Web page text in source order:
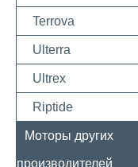
Terrova
Ulterra
Ultrex
Riptide
Моторы других
производителей